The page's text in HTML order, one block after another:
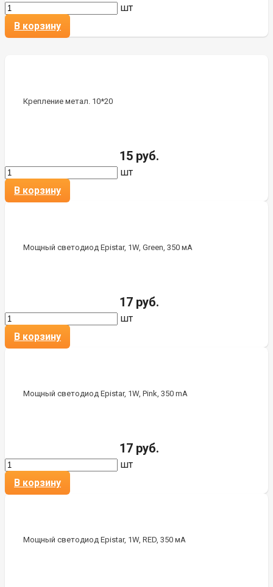
шт
В корзину
Крепление метал. 10*20
15 руб.
шт
В корзину
Мощный светодиод Epistar, 1W, Green, 350 мА
17 руб.
шт
В корзину
Мощный светодиод Epistar, 1W, Pink, 350 mA
17 руб.
шт
В корзину
Мощный светодиод Epistar, 1W, RED, 350 мА